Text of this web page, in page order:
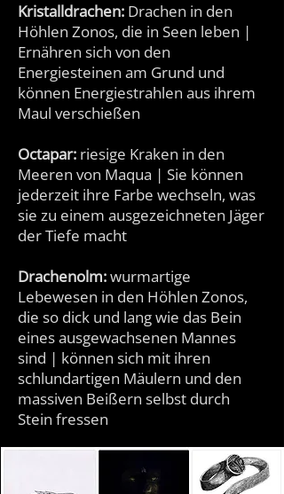
Kristalldrachen: Drachen in den
Höhlen Zonos, die in Seen leben |
Ernähren sich von den
Energiesteinen am Grund und
können Energiestrahlen aus ihrem
Maul verschießen
Octapar: riesige Kraken in den
Meeren von Maqua | Sie können
jederzeit ihre Farbe wechseln, was
sie zu einem ausgezeichneten Jäger
der Tiefe macht
Drachenolm:wurmartige
Lebewesen in den Höhlen Zonos,
die so dick und lang wie das Bein
eines ausgewachsenen Mannes
sind | können sich mit ihren
schlundartigen Mäulern und den
massiven Beißern selbst durch
Stein fressen